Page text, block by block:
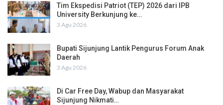
Tim Ekspedisi Patriot (TEP) 2026 dari IPB
University Berkunjung ke…
3 Agu 2026
Bupati Sijunjung Lantik Pengurus Forum Anak
Daerah
3 Agu 2026
Di Car Free Day, Wabup dan Masyarakat
Sijunjung Nikmati…